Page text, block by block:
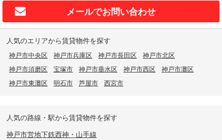
メールでお問い合わせ
人気のエリアから賃貸物件を探す
神戸市中央区 神戸市兵庫区 神戸市長田区
神戸市北区
神戸市須磨区
宝塚市 神戸市垂水区 神戸市西区
神戸市灘区
神戸市東灘区
明石市 芦屋市 西宮市
人気の路線・駅から賃貸物件を探す
神戸市営地下鉄西神・山手線